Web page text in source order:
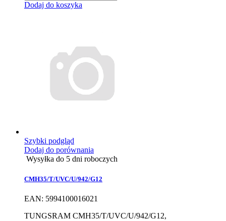
Dodaj do koszyka
Szybki podgląd
Dodaj do porównania
Wysyłka do 5 dni roboczych
CMH35/T/UVC/U/942/G12
EAN: 5994100016021
TUNGSRAM CMH35/T/UVC/U/942/G12,